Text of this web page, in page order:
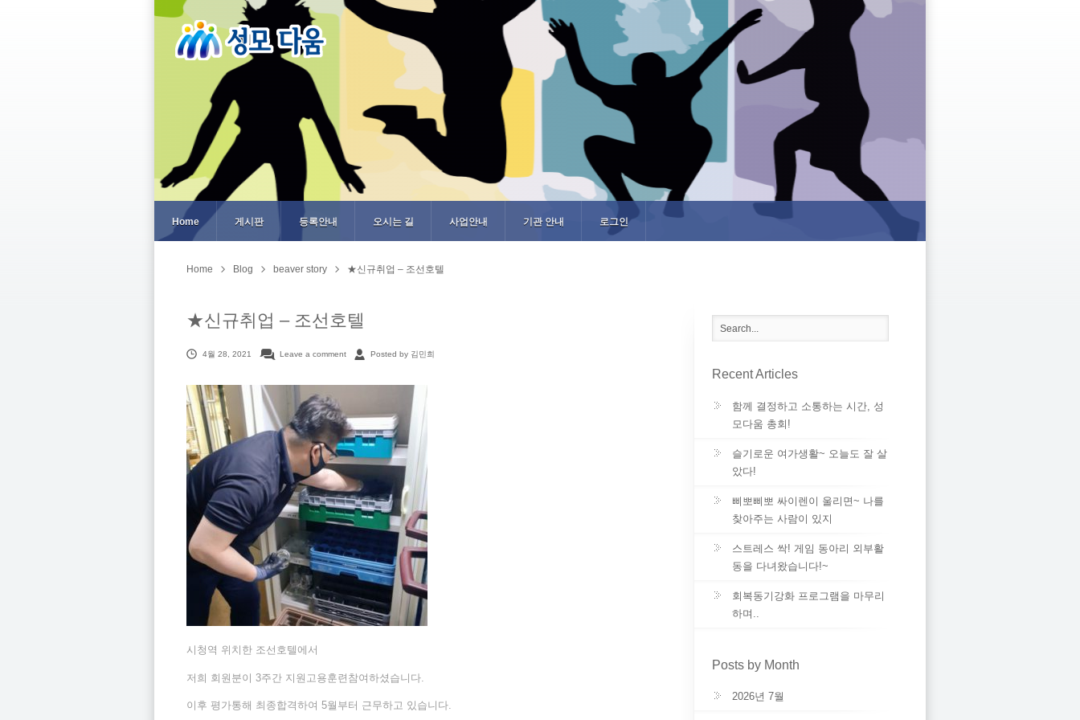
Home 게시판 등록안내 오시는 길 사업안내 기관 안내 로그인
Home Blog beaver story ★신규취업 – 조선호텔
★신규취업 – 조선호텔
4월 28, 2021 Leave a comment Posted by 김민희
시청역 위치한 조선호텔에서
저희 회원분이 3주간 지원고용훈련참여하셨습니다.
이후 평가통해 최종합격하여 5월부터 근무하고 있습니다.
Recent Articles
함께 결정하고 소통하는 시간, 성
모다움 총회!
슬기로운 여가생활~ 오늘도 잘 살
았다!
삐뽀삐뽀 싸이렌이 울리면~ 나를
찾아주는 사람이 있지
스트레스 싹! 게임 동아리 외부활
동을 다녀왔습니다!~
회복동기강화 프로그램을 마무리
하며..
Posts by Month
2026년 7월